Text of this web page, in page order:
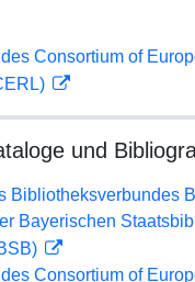
Consortium of
und
Bibliotheksverbundes
Bayerischen
Consortium of